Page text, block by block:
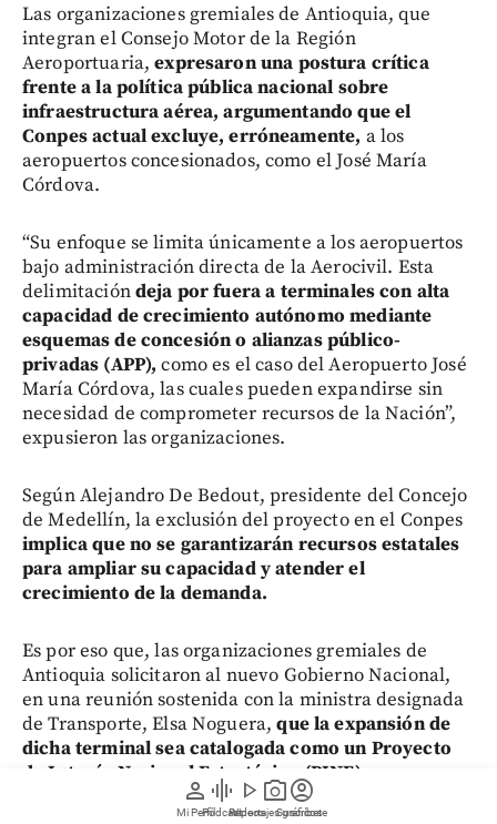
person
Mi Perfil
graphic_eq
Pódcast
play_arrow
Videos
photo_camera
Reportajes gráficos
account_circle
Suscríbete
Las organizaciones gremiales de Antioquia, que
integran el Consejo Motor de la Región
Aeroportuaria,expresaron una postura crítica
frente a la política pública nacional sobre
infraestructura aérea, argumentando que el
Conpes actual excluye, erróneamente, a los
aeropuertos concesionados, como el José María
Córdova.
“Su enfoque se limita únicamente a los aeropuertos
bajo administración directa de la Aerocivil. Esta
delimitacióndeja por fuera a terminales con alta
capacidad de crecimiento autónomo mediante
esquemas de concesión o alianzas público-
privadas (APP), como es el caso del Aeropuerto José
María Córdova, las cuales pueden expandirse sin
necesidad de comprometer recursos de la Nación”,
expusieron las organizaciones.
Según Alejandro De Bedout, presidente del Concejo
de Medellín, la exclusión del proyecto en el Conpes
implica que no se garantizarán recursos estatales
para ampliar su capacidad y atender el
crecimiento de la demanda.
Es por eso que, las organizaciones gremiales de
Antioquia solicitaron al nuevo Gobierno Nacional,
en una reunión sostenida con la ministra designada
de Transporte, Elsa Noguera,que la expansión de
dicha terminal sea catalogada como un Proyecto
de Interés Nacional Estratégico (PINE) para
asegurar su desarrollo.